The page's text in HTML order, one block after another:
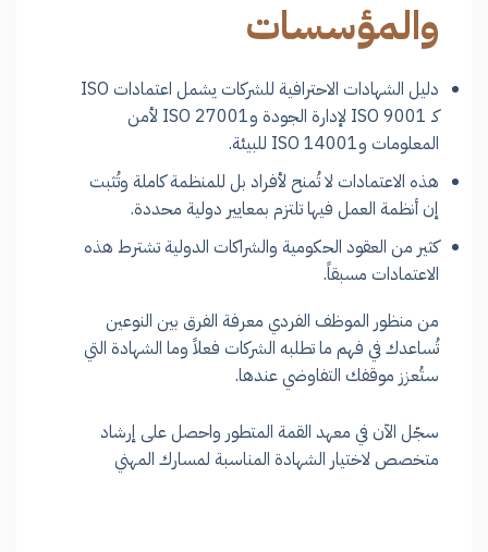
والمؤسسات
دليل الشهادات الاحترافية للشركات يشمل اعتمادات ISO
كـ ISO 9001 لإدارة الجودة وISO 27001 لأمن
المعلومات وISO 14001 للبيئة.
هذه الاعتمادات لا تُمنح لأفراد بل للمنظمة كاملة وتُثبت
إن أنظمة العمل فيها تلتزم بمعايير دولية محددة.
كثير من العقود الحكومية والشراكات الدولية تشترط هذه
الاعتمادات مسبقاً.
من منظور الموظف الفردي معرفة الفرق بين النوعين
تُساعدك في فهم ما تطلبه الشركات فعلاً وما الشهادة التي
ستُعزز موقفك التفاوضي عندها.
سجّل الآن في معهد القمة المتطور واحصل على إرشاد
متخصص لاختيار الشهادة المناسبة لمسارك المهني